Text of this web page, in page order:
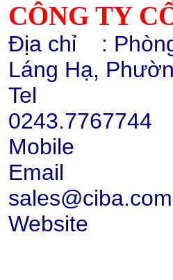
CÔNG TY
Địa chỉ
:
Láng Hạ,
0243.7767744
Email :
Website :